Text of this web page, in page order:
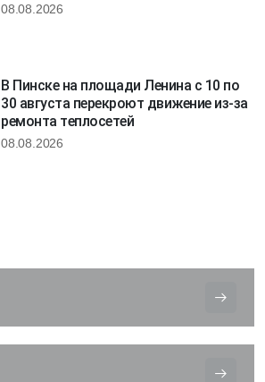
08.08.2026
В Пинске на площади Ленина с 10 по
30 августа перекроют движение из-за
ремонта теплосетей
08.08.2026